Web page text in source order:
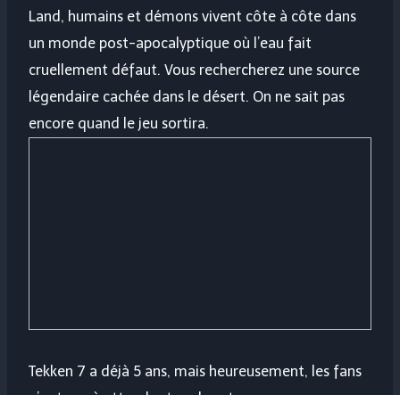
Land, humains et démons vivent côte à côte dans
un monde post-apocalyptique où l’eau fait
cruellement défaut. Vous rechercherez une source
légendaire cachée dans le désert. On ne sait pas
encore quand le jeu sortira.
Tekken 7 a déjà 5 ans, mais heureusement, les fans